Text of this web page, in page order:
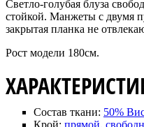
Светло-голубая блуза
стойкой. Манжеты с двумя
закрытая планка не
Рост модели 180см.
Состав ткани: 50%